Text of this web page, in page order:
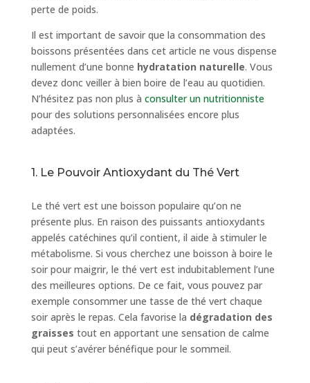
perte de poids.
Il est important de savoir que la consommation des
boissons présentées dans cet article ne vous dispense
nullement d’une bonne hydratation naturelle. Vous
devez donc veiller à bien boire de l’eau au quotidien.
N’hésitez pas non plus à consulter un nutritionniste
pour des solutions personnalisées encore plus
adaptées.
1. Le Pouvoir Antioxydant du Thé Vert
Le thé vert est une boisson populaire qu’on ne
présente plus. En raison des puissants antioxydants
appelés catéchines qu’il contient, il aide à stimuler le
métabolisme. Si vous cherchez une boisson à boire le
soir pour maigrir, le thé vert est indubitablement l’une
des meilleures options. De ce fait, vous pouvez par
exemple consommer une tasse de thé vert chaque
soir après le repas. Cela favorise la dégradation des
graisses tout en apportant une sensation de calme
qui peut s’avérer bénéfique pour le sommeil.